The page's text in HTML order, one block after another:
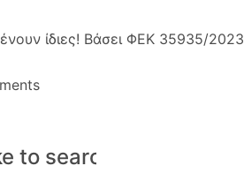
ίδιες! Βάσει ΦΕΚ 35935/2023